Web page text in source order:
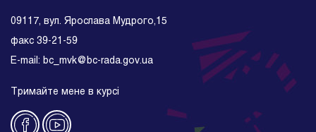
09117, вул. Ярослава Мудрого,15
факс 39-21-59
E-mail: bc_mvk@bc-rada.gov.ua
Тримайте мене в курсі